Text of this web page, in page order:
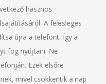
hasznos
A felesleges
újra a telefont. Így a
fog nyújtani. Ne
Ezek elsőre
mivel csökkentik a nap